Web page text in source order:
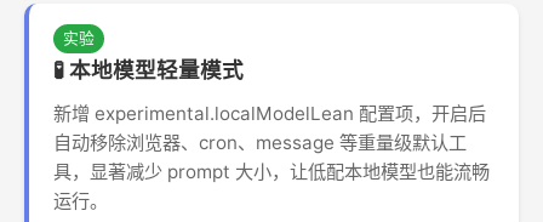
实验
🧪 本地模型轻量模式
新增 experimental.localModelLean 配置项，开启后
自动移除浏览器、cron、message 等重量级默认工
具，显著减少 prompt 大小，让低配本地模型也能流畅
运行。